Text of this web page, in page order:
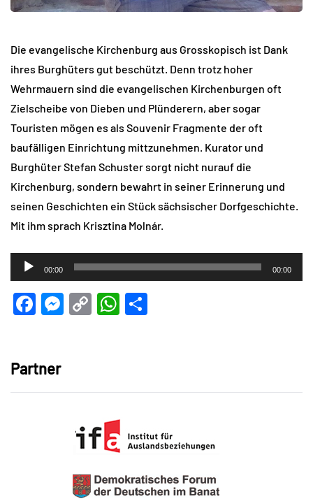
Die evangelische Kirchenburg aus Grosskopisch ist Dank
ihres Burghüters gut beschützt. Denn trotz hoher
Wehrmauern sind die evangelischen Kirchenburgen oft
Zielscheibe von Dieben und Plünderern, aber sogar
Touristen mögen es als Souvenir Fragmente der oft
baufälligen Einrichtung mittzunehmen. Kurator und
Burghüter Stefan Schuster sorgt nicht nurauf die
Kirchenburg, sondern bewahrt in seiner Erinnerung und
seinen Geschichten ein Stück sächsischer Dorfgeschichte.
Mit ihm sprach Krisztina Molnár.
Audio-
Player
00:00 00:00
Facebook
Messenger
CopyWhatsApp
Partner